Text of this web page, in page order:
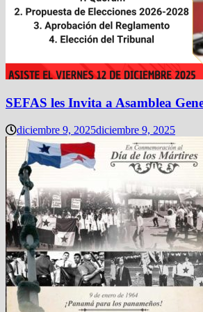
SEFAS les Invita a Asamblea
diciembre 9, 2025diciembre 9, 2025